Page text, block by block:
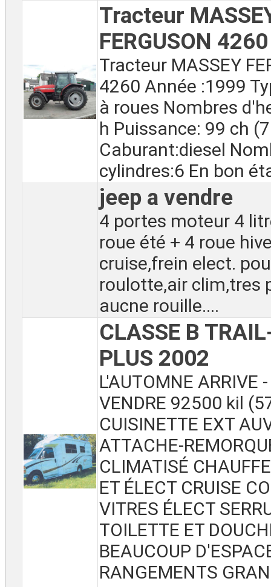
Tracteur
FERGUSON 4260
Tracteur MASSEY
4260 Année :1999
à roues Nombres
h Puissance: 99 ch
Caburant:diesel
cylindres:6 En bon
jeep a vendre
4 portes moteur 4
roue été + 4 roue
cruise,frein elect.
roulotte,air clim,tres
aucne rouille....
CLASSE B
PLUS 2002
L'AUTOMNE ARRIVE
VENDRE 92500 kil
CUISINETTE EXT
ATTACHE-
CLIMATISÉ
ET ÉLECT CRUISE
VITRES ÉLECT
TOILETTE ET
BEAUCOUP
RANGEMENTS